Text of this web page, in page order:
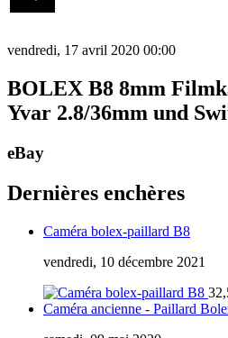
vendredi, 17 avril 2020 00:00
BOLEX B8 8mm
Yvar 2.8/36mm und
eBay
Dernières enchères
Caméra bolex-paillard B8
vendredi, 10 décembre 2021
Caméra ancienne - Paillard